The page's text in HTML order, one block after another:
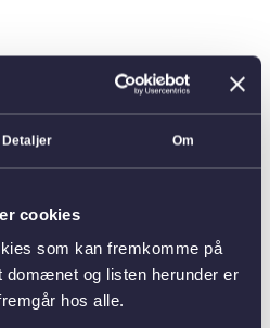
Detaljer Om
cookies
som kan fremkomme på
domænet og listen herunder er
hos alle.